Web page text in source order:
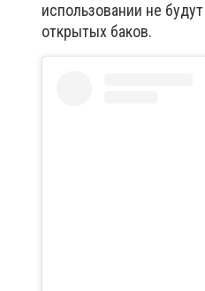
использовании не
открытых баков.